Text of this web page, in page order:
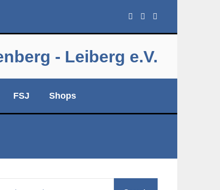
- Leiberg e.V.
FSJ Shops